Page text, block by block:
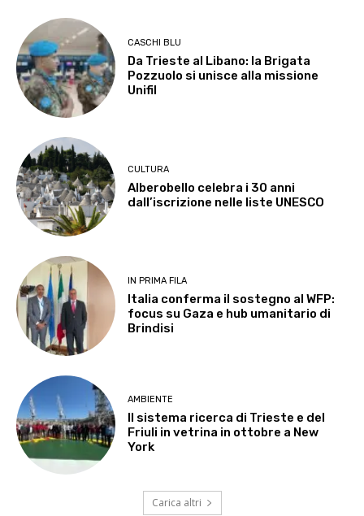
CASCHI BLU
Da Trieste al Libano: la Brigata
Pozzuolo si unisce alla missione
Unifil
CULTURA
Alberobello celebra i 30 anni
dall’iscrizione nelle liste UNESCO
IN PRIMA FILA
Italia conferma il sostegno al WFP:
focus su Gaza e hub umanitario di
Brindisi
AMBIENTE
Il sistema ricerca di Trieste e del
Friuli in vetrina in ottobre a New
York
Carica altri